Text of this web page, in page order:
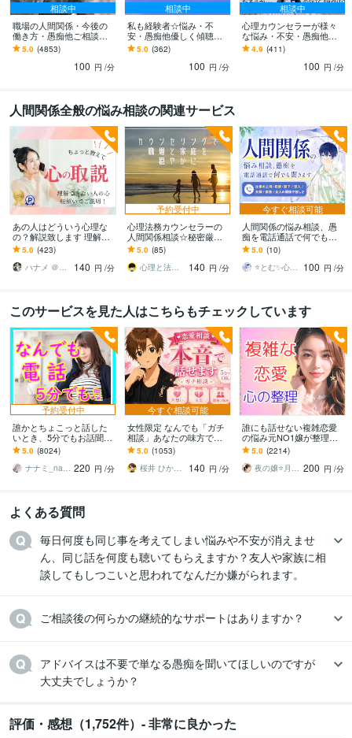
相談中
職場の人間関係・今後の
働き方・愚痴他ご相談承
ります お金に関する悩
み・転職・職場の悩みな
どお伺い致します
5.0 (4853)
100 円 /分
相談中
私も経験者☆悩み・不
安・愚痴他優しく傾聴し
ます 秘密厳守✨心理カウ
ンセラーがジャンル問わ
ず全て受け止めます✨
5.0 (362)
100 円 /分
相談中
心理カウンセラーが様々
な悩み・不安・愚痴他聴
きます 秘密厳守☆対人関
係全般の悩み・不安・愚
痴等寄り添い傾聴します
4.9 (411)
100 円 /分
人間関係全般の悩み相談の関連サービス
あの人はどういう心理な
の？解説致します 理解出
来ない人の心理▶︎分かれ
ば人付き合いが楽にな
る！
5.0 (423)
ハナメ ＠心理カウンセラー
140 円 /分
予約受付中
心理法務カウンセラーの
人間関係相談☆秘密厳守
します 職場や家庭のモヤ
モヤがスッキリ！幅広く
総合的な穏やかサポート
5.0 (85)
心理と法務のカウンセラー
140 円 /分
今すぐ相談可能
人間関係の悩み相談、愚
痴を電話通話で何でも聞
きます 仕事の上司・同
僚・部下/恋人/夫婦/家族/
友人の関係や苦しさ
5.0 (10)
⭐とむ✨心の癒し お悩み相談 恋愛相談
100 円 /分
このサービスを見た人はこちらもチェックしています
予約受付中
誰かとちょこっと話した
いとき、5分でもお話聞き
ます 疲れた～、でもカウ
ンセリングじゃない、な
んとなく雑談聞いて～
5.0 (8024)
ナナミ_nanami 220 円 /分
今すぐ相談可能
女性限定 なんでも「ガチ
相談」あなたの味方で話
ます 男性目線で、あなた
の恋の“答え”を言葉にしま
す。
5.0 (1053)
桜井 ひかる｜経験豊富の恋愛相談室
140 円 /分
誰にも話せない複雑恋愛
の悩み元NO1嬢が整理し
ます 夜職女性への恋・夜
職恋愛・不倫・片思い・
年の差・遠距離・失恋
5.0 (2214)
夜の嬢⭐月島みと｜複雑恋愛カウンセラー 200 円 /分
よくある質問
毎日何度も同じ事を考えてしまい悩みや不安が消えませ
ん、同じ話を何度も聴いてもらえますか？友人や家族に相
談してもしつこいと思われてなんだか嫌がられます。
ご相談後の何らかの継続的なサポートはありますか？
アドバイスは不要で単なる愚痴を聞いてほしいのですが
大丈夫でしょうか？
評価・感想（1,752件）- 非常に良かった